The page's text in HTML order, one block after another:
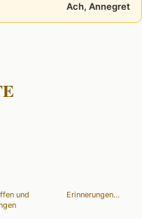
Ach, Annegret
und
Erinnerungen...